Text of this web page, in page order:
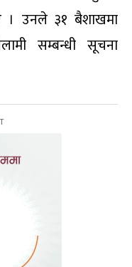
। उनले ३१ बैशाखमा
सम्बन्धी सूचना